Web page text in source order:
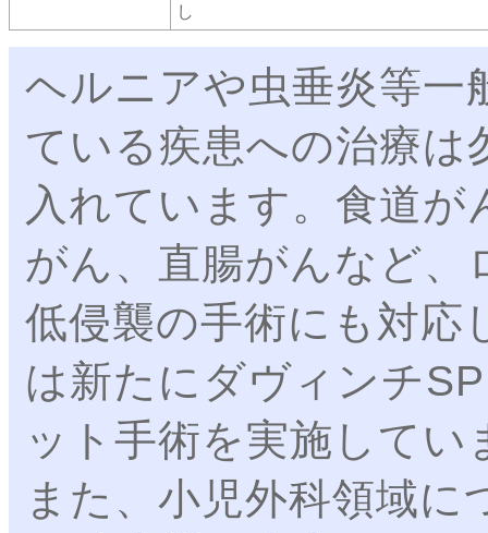
し
ヘルニアや虫垂炎等一
ている疾患への治療は
入れています。食道
がん、直腸がんなど、
低侵襲の手術にも対応
は新たにダヴィンチ
ット手術を実施してい
また、小児外科領域